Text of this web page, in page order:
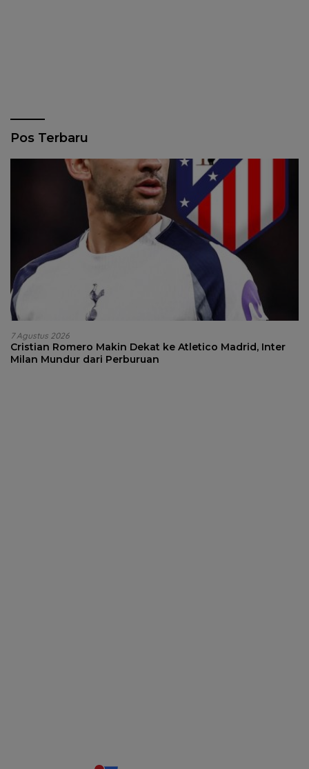
Pos Terbaru
7 Agustus 2026
Cristian Romero Makin Dekat ke Atletico Madrid, Inter
Milan Mundur dari Perburuan